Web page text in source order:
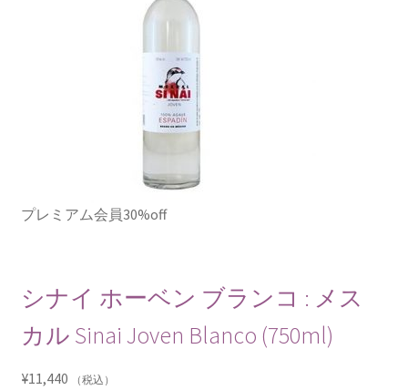
プレミアム会員30%off
シナイ ホーベン ブランコ : メス
カル Sinai Joven Blanco (750ml)
¥11,440 （税込）